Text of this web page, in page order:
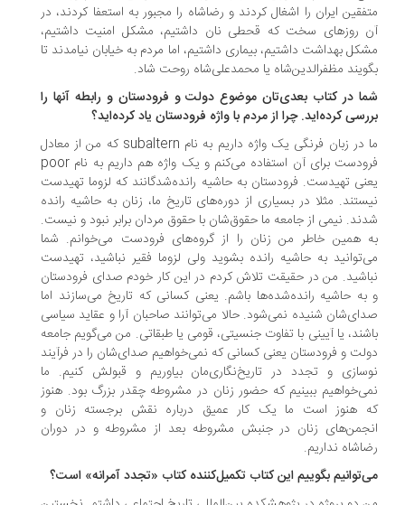
ایران را اشغال کردند و رضاشاه را مجبور به استعفا کردند، در
روزهای سخت که قحطی نان داشتیم، مشکل امنیت داشتیم،
بهداشت داشتیم، بیماری داشتیم، اما مردم به خیابان نیامدند تا
مظفرالدین‌شاه یا محمدعلی‌شاه روحت شاد.
در کتاب بعدی‌تان موضوع دولت و فرودستان و رابطه آنها را
کرده‌اید. چرا از مردم با واژه فرودستان یاد کرده‌اید؟
ما در زبان فرنگی یک واژه داریم به نام subaltern که من از معادل
فرودست برای آن استفاده می‌کنم و یک واژه هم داریم به نام poor
تهیدست. فرودستان به حاشیه رانده‌شدگانند که لزوما تهیدست
مثلا در بسیاری از دوره‌های تاریخ ما، زنان به حاشیه رانده
نیمی از جامعه ما حقوق‌شان با حقوق مردان برابر نبود و نیست.
همین خاطر من زنان را از گروه‌های فرودست می‌خوانم. شما
به حاشیه رانده بشوید ولی لزوما فقیر نباشید، تهیدست
من در حقیقت تلاش کردم در این کار خودم صدای فرودستان
حاشیه‌ رانده‌شده‌ها باشم. یعنی کسانی که تاریخ می‌سازند اما
شنیده نمی‌شود. حالا می‌توانند صاحبان آرا و عقاید سیاسی
یا آیینی با تفاوت جنسیتی، قومی یا طبقاتی. من می‌گویم جامعه
و فرودستان یعنی کسانی که نمی‌خواهیم صدای‌شان را در فرآیند
و تجدد در تاریخ‌نگاری‌مان بیاوریم و قبولش کنیم. ما
ببینیم که حضور زنان در مشروطه چقدر بزرگ بود. هنوز
هنوز است ما یک کار عمیق درباره نقش برجسته زنان و
زنان در جنبش مشروطه بعد از مشروطه و در دوران
نداریم.
بگوییم این کتاب تکمیل‌کننده کتاب «تجدد آمرانه» است؟